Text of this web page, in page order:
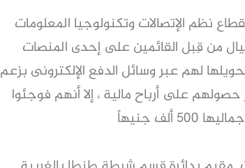
نظم الإتصالات وتكنولوجيا المعلومات
من قِبل القائمين على إحدى المنصات
لهم عبر وسائل الدفع الإلكترونى بزعم
على أرباح مالية ، إلا أنهم فوجئوا
جنيهاً